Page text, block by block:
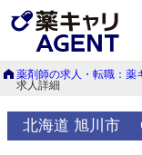
薬剤師の求人・転職：薬
求人詳細
北海道 旭川市